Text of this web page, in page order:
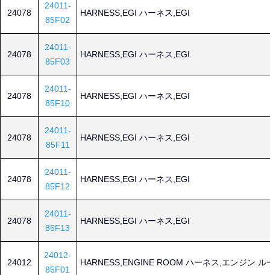
24078
24011-
85F02
HARNESS,EGI ハーネス,EGI
24078
24011-
85F03
HARNESS,EGI ハーネス,EGI
24078
24011-
85F10
HARNESS,EGI ハーネス,EGI
24078
24011-
85F11
HARNESS,EGI ハーネス,EGI
24078
24011-
85F12
HARNESS,EGI ハーネス,EGI
24078
24011-
85F13
HARNESS,EGI ハーネス,EGI
24012
24012-
85F01
HARNESS,ENGINE ROOM ハーネス,エンジン ル